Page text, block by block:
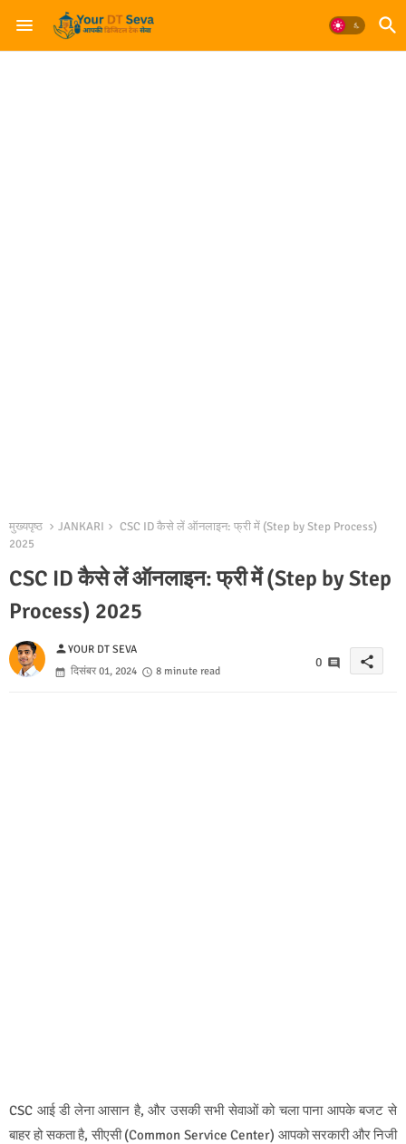
मुख्यपृष्ठ JANKARI
CSC ID कैसे लें ऑनलाइन: फ्री में (Step by Step Process)
2025
CSC ID कैसे लें ऑनलाइन: फ्री में (Step by Step
Process) 2025
personYOUR DT SEVA
दिसंबर 01, 2024
8 minute read
0 share
CSC आई डी लेना आसान है, और उसकी सभी सेवाओं को चला पाना आपके बजट से
बाहर हो सकता है, सीएसी (Common Service Center) आपको सरकारी और निजी